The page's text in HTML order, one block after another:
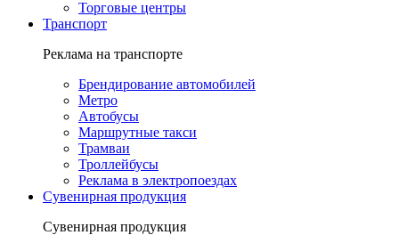
Торговые центры
Транспорт
Реклама на транспорте
Брендирование автомобилей
Метро
Автобусы
Маршрутные такси
Трамваи
Троллейбусы
Реклама в электропоездах
Сувенирная продукция
Сувенирная продукция